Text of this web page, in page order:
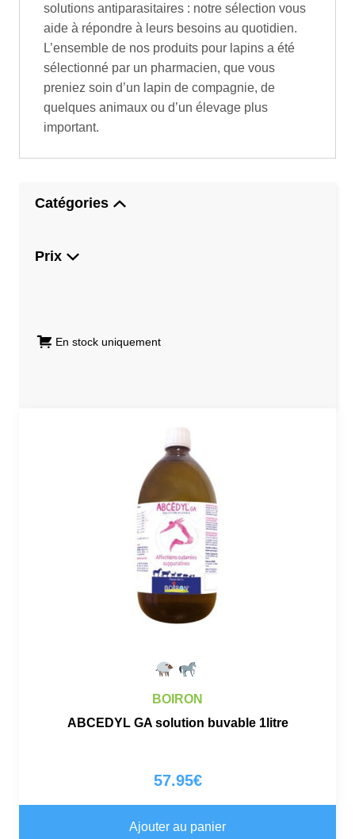
solutions antiparasitaires : notre sélection vous
aide à répondre à leurs besoins au quotidien.
L’ensemble de nos produits pour lapins a été
sélectionné par un pharmacien, que vous
preniez soin d’un lapin de compagnie, de
quelques animaux ou d’un élevage plus
important.
Catégories
Prix
En stock uniquement
BOIRON
ABCEDYL GA solution buvable 1litre
57.95€
Ajouter au panier